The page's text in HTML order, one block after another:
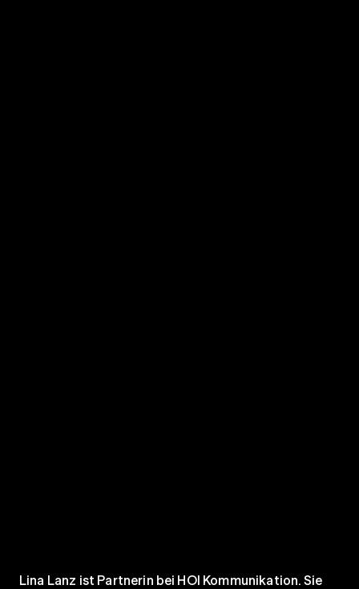
Lina Lanz ist Partnerin bei HOI Kommunikation. Sie